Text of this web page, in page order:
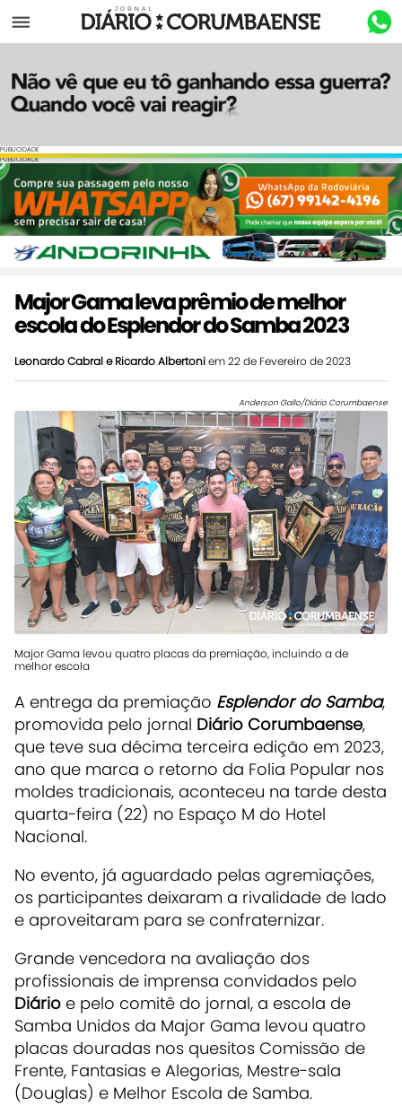
Menu
PUBLICIDADE
PUBLICIDADE
Major Gama leva prêmio de melhor
escola do Esplendor do Samba 2023
Leonardo Cabral e Ricardo Albertoniem 22 de Fevereiro de 2023
Anderson Gallo/Diário Corumbaense
Major Gama levou quatro placas da premiação, incluindo a de
melhor escola
A entrega da premiação Esplendor do Samba,
promovida pelo jornal Diário Corumbaense,
que teve sua décima terceira edição em 2023,
ano que marca o retorno da Folia Popular nos
moldes tradicionais, aconteceu na tarde desta
quarta-feira (22) no Espaço M do Hotel
Nacional.
No evento, já aguardado pelas agremiações,
os participantes deixaram a rivalidade de lado
e aproveitaram para se confraternizar.
Grande vencedora na avaliação dos
profissionais de imprensa convidados pelo
Diário e pelo comitê do jornal, a escola de
Samba Unidos da Major Gama levou quatro
placas douradas nos quesitos Comissão de
Frente, Fantasias e Alegorias, Mestre-sala
(Douglas) e Melhor Escola de Samba.